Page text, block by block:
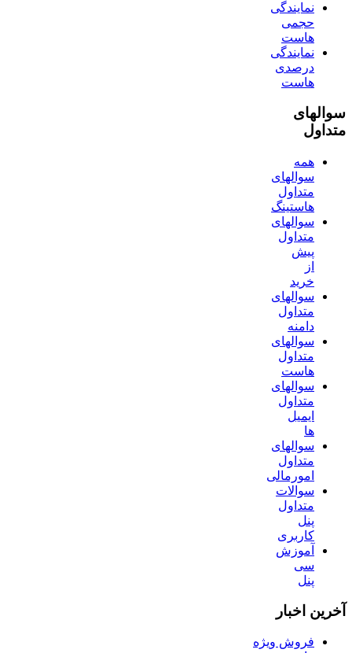
نمایندگی
حجمی
هاست
نمایندگی
درصدی
هاست
سوالهای
متداول
همه
سوالهای
متداول
هاستینگ
سوالهای
متداول
پیش
از
خرید
سوالهای
متداول
دامنه
سوالهای
متداول
هاست
سوالهای
متداول
ایمیل
ها
سوالهای
متداول
امورمالی
سوالات
متداول
پنل
کاربری
آموزش
سی
پنل
آخرین اخبار
فروش ویژه